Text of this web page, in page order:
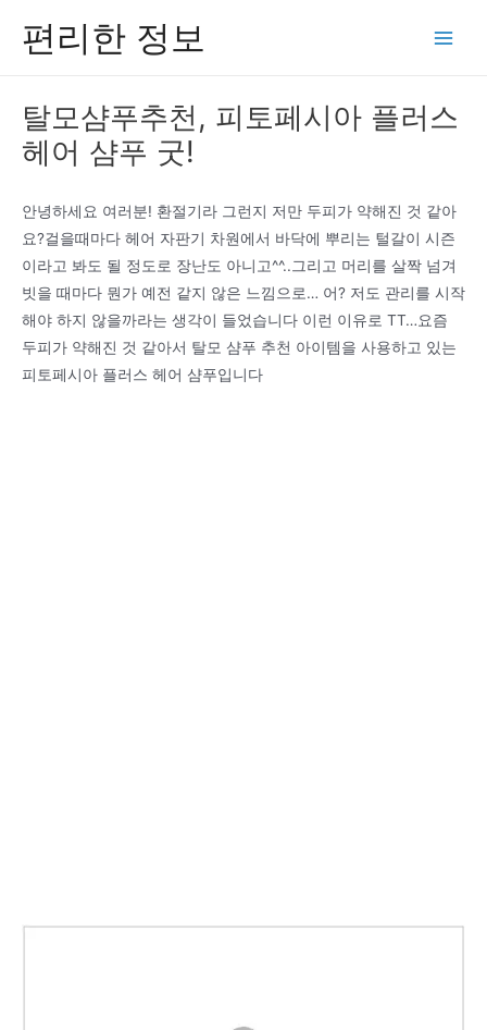
편리한 정보
탈모샴푸추천, 피토페시아 플러스
헤어 샴푸 굿!
안녕하세요 여러분! 환절기라 그런지 저만 두피가 약해진 것 같아
요?걸을때마다 헤어 자판기 차원에서 바닥에 뿌리는 털갈이 시즌
이라고 봐도 될 정도로 장난도 아니고^^..그리고 머리를 살짝 넘겨
빗을 때마다 뭔가 예전 같지 않은 느낌으로… 어? 저도 관리를 시작
해야 하지 않을까라는 생각이 들었습니다 이런 이유로 TT…요즘
두피가 약해진 것 같아서 탈모 샴푸 추천 아이템을 사용하고 있는
피토페시아 플러스 헤어 샴푸입니다